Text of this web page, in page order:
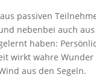
passiven
nebenbei auch
haben:
wirkt wahre
aus den Segeln.